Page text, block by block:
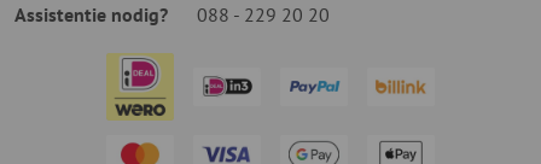
Assistentie nodig? 088 - 229 20 20